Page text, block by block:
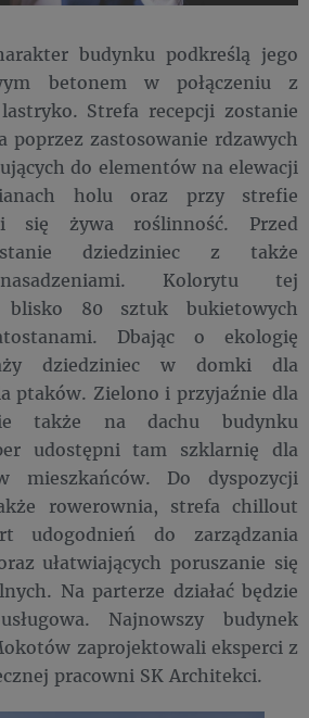
budynku podkreślą jego
betonem w połączeniu z
Strefa recepcji zostanie
poprzez zastosowanie rdzawych
do elementów na elewacji
holu oraz przy strefie
się żywa roślinność. Przed
dziedziniec z także
Kolorytu tej
blisko 80 sztuk bukietowych
Dbając o ekologię
dziedziniec w domki dla
ptaków. Zielono i przyjaźnie dla
także na dachu budynku
udostępni tam szklarnię dla
mieszkańców. Do dyspozycji
rowerownia, strefa chillout
udogodnień do zarządzania
ułatwiających poruszanie się
Na parterze działać będzie
Najnowszy budynek
zaprojektowali eksperci z
pracowni SK Architekci.